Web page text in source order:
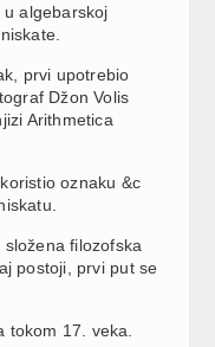
algebarskoj
prvi upotrebio
Džon Volis
Arithmetica
oznaku &c
filozofska
postoji, prvi put se
tokom 17. veka.